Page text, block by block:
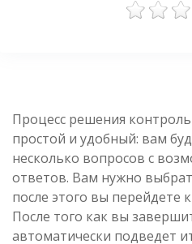
Процесс решения
простой и удобный: вам
несколько вопросов с
ответов. Вам нужно
после этого вы перейдете
После того как вы
автоматически подведет